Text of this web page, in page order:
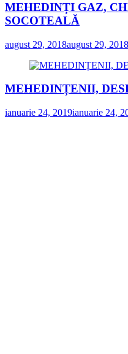
MEHEDINȚI GAZ,
SOCOTEALĂ
august 29, 2018august 29, 2018
MEHEDINȚENII,
ianuarie 24, 2019ianuarie 24,